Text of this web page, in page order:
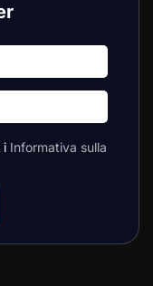
i Informativa sulla